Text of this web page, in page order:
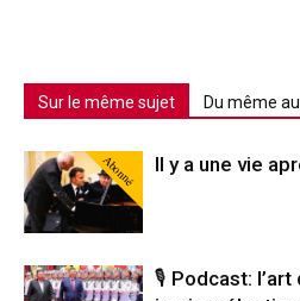
Sur le même sujet Du même
Abonné Il y a une vie
🎙️ Podcast: l’art